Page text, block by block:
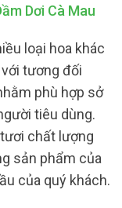
Dơi Cà Mau
loại hoa khác
tương đối
phù hợp sở
tiêu dùng.
chất lượng
sản phẩm của
của quý khách.